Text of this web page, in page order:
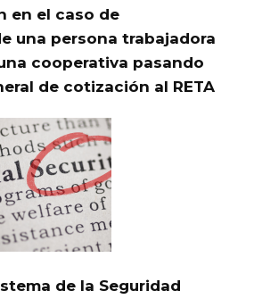
en el caso de
una persona trabajadora
cooperativa pasando
de cotización al RETA
de la Seguridad